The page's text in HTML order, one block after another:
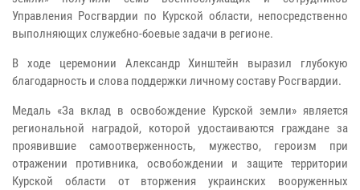
Управления Росгвардии по Курской области, непосредственно
выполняющих служебно-боевые задачи в регионе.
В ходе церемонии Александр Хинштейн выразил глубокую
благодарность и слова поддержки личному составу Росгвардии.
Медаль «За вклад в освобождение Курской земли» является
региональной наградой, которой удостаиваются граждане за
проявившие самоотверженность, мужество, героизм при
отражении противника, освобождении и защите территории
Курской области от вторжения украинских вооруженных